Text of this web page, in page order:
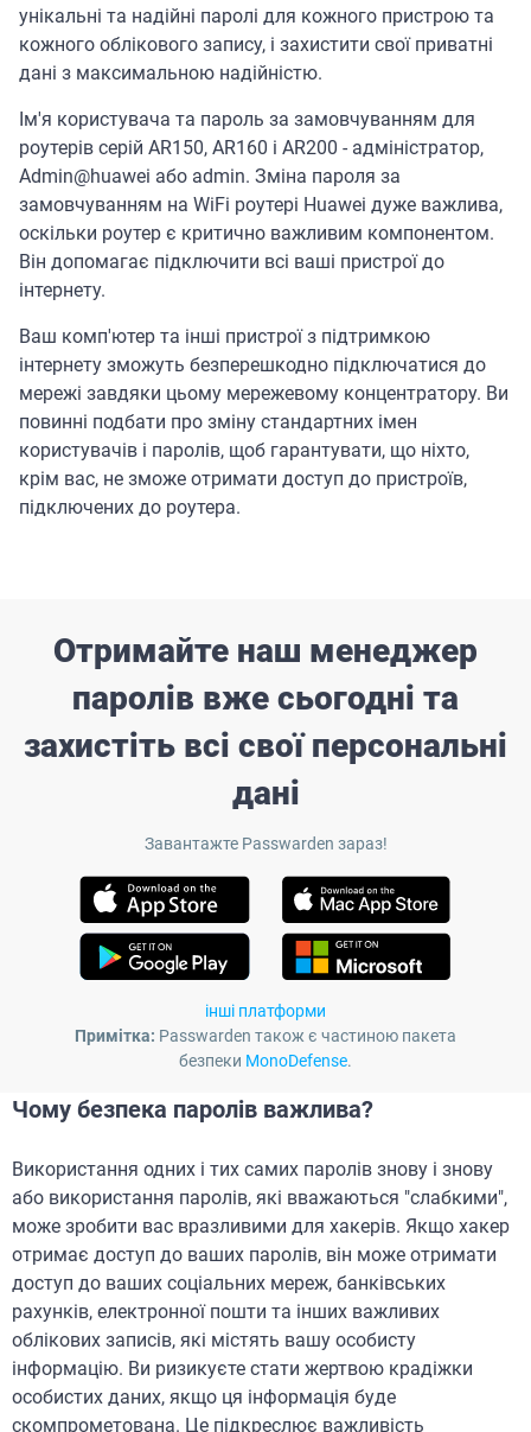
унікальні та надійні паролі для кожного пристрою та
кожного облікового запису, і захистити свої приватні
дані з максимальною надійністю.
Ім'я користувача та пароль за замовчуванням для
роутерів серій AR150, AR160 і AR200 - адміністратор,
Admin@huawei або admin. Зміна пароля за
замовчуванням на WiFi роутері Huawei дуже важлива,
оскільки роутер є критично важливим компонентом.
Він допомагає підключити всі ваші пристрої до
інтернету.
Ваш комп'ютер та інші пристрої з підтримкою
інтернету зможуть безперешкодно підключатися до
мережі завдяки цьому мережевому концентратору. Ви
повинні подбати про зміну стандартних імен
користувачів і паролів, щоб гарантувати, що ніхто,
крім вас, не зможе отримати доступ до пристроїв,
підключених до роутера.
Отримайте наш менеджер
паролів вже сьогодні та
захистіть всі свої персональні
дані
Завантажте Passwarden зараз!
інші платформи
Примітка: Passwarden також є частиною пакета
безпеки MonoDefense.
Чому безпека паролів важлива?
Використання одних і тих самих паролів знову і знову
або використання паролів, які вважаються "слабкими",
може зробити вас вразливими для хакерів. Якщо хакер
отримає доступ до ваших паролів, він може отримати
доступ до ваших соціальних мереж, банківських
рахунків, електронної пошти та інших важливих
облікових записів, які містять вашу особисту
інформацію. Ви ризикуєте стати жертвою крадіжки
особистих даних, якщо ця інформація буде
скомпрометована. Це підкреслює важливість